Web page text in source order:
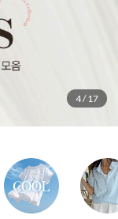
5/17